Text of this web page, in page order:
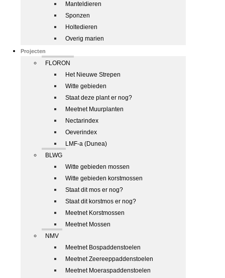
Manteldieren
Sponzen
Holtedieren
Overig marien
Projecten
FLORON
Het Nieuwe Strepen
Witte gebieden
Staat deze plant er nog?
Meetnet Muurplanten
Nectarindex
Oeverindex
LMF-a (Dunea)
BLWG
Witte gebieden mossen
Witte gebieden korstmossen
Staat dit mos er nog?
Staat dit korstmos er nog?
Meetnet Korstmossen
Meetnet Mossen
NMV
Meetnet Bospaddenstoelen
Meetnet Zeereeppaddenstoelen
Meetnet Moeraspaddenstoelen